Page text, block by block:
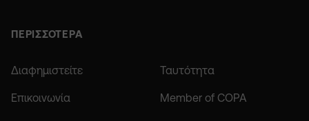
ΠΕΡΙΣΣΟΤΕΡΑ
Διαφημιστείτε Ταυτότητα
Επικοινωνία Member of COPA